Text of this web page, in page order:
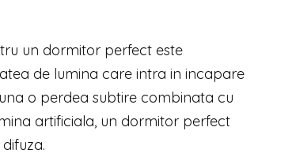
un dormitor perfect este
de lumina care intra in incapare
o perdea subtire combinata cu
artificiala, un dormitor perfect